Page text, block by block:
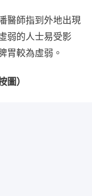
醫師指到外地出現
弱的人士易受影
胃較為虛弱。
圖）